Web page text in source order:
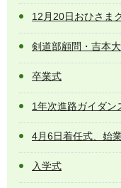
12月20日おひさま
剣道部顧問・吉本
卒業式
1年次進路ガイダン
4月6日着任式、始
入学式